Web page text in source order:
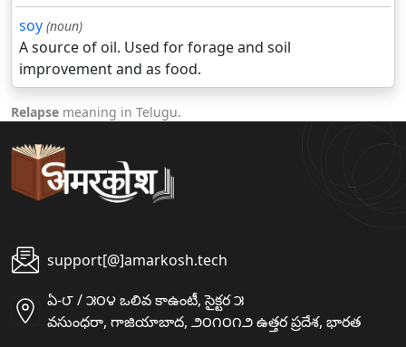
soy (noun)
A source of oil. Used for forage and soil
improvement and as food.
Relapse meaning in Telugu.
support[@]amarkosh.tech
ఏ-౮ / ౫౦౪ ఒలివ కాఉంటీ, సైక్టర ౫
వసుంధరా, గాజియాబాద, ౨౦౧౦౧౨ ఉత్తర ప్రదేశ, భారత